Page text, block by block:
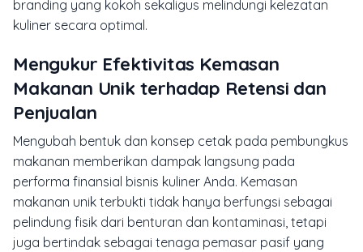
branding yang kokoh sekaligus melindungi kelezatan
kuliner secara optimal.
Mengukur Efektivitas Kemasan
Makanan Unik terhadap Retensi dan
Penjualan
Mengubah bentuk dan konsep cetak pada pembungkus
makanan memberikan dampak langsung pada
performa finansial bisnis kuliner Anda. Kemasan
makanan unik terbukti tidak hanya berfungsi sebagai
pelindung fisik dari benturan dan kontaminasi, tetapi
juga bertindak sebagai tenaga pemasar pasif yang